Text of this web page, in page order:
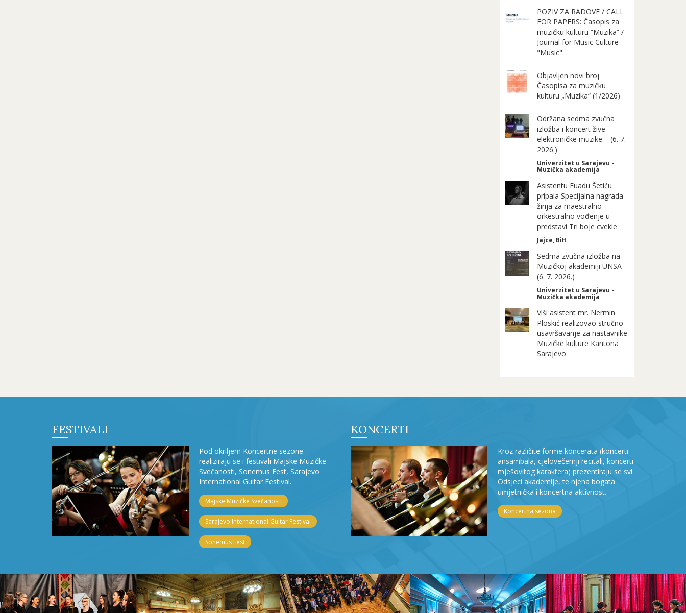
POZIV ZA RADOVE / CALL
FOR PAPERS: Časopis za
muzičku kulturu “Muzika” /
Journal for Music Culture
"Music"
Objavljen novi broj
Časopisa za muzičku
kulturu „Muzika“ (1/2026)
Održana sedma zvučna
izložba i koncert žive
elektroničke muzike – (6. 7.
2026.)
Univerzitet u Sarajevu -
Muzička akademija
Asistentu Fuadu Šetiću
pripala Specijalna nagrada
žirija za maestralno
orkestralno vođenje u
predstavi Tri boje cvekle
Jajce, BiH
Sedma zvučna izložba na
Muzičkoj akademiji UNSA –
(6. 7. 2026.)
Univerzitet u Sarajevu -
Muzička akademija
Viši asistent mr. Nermin
Ploskić realizovao stručno
usavršavanje za nastavnike
Muzičke kulture Kantona
Sarajevo
FESTIVALI
Pod okriljem Koncertne sezone
realiziraju se i festivali Majske Muzičke
Svečanosti, Sonemus Fest, Sarajevo
International Guitar Festival.
Majske Muzičke Svečanosti
Sarajevo International Guitar Festival
Sonemus Fest
KONCERTI
Kroz različite forme koncerata (koncerti
ansambala, cjelovečernji recitali, koncerti
mješovitog karaktera) prezentiraju se svi
Odsjeci akademije, te njena bogata
umjetnička i koncertna aktivnost.
Koncertna sezona